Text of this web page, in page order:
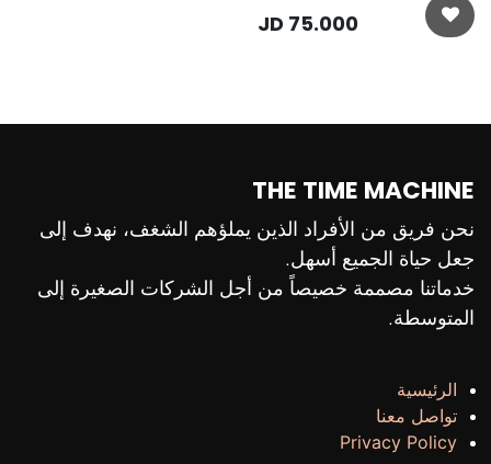
JD 75.000
THE TIME MACHINE
نحن فريق من الأفراد الذين يملؤهم الشغف، نهدف إلى
جعل حياة الجميع أسهل.
خدماتنا مصممة خصيصاً من أجل الشركات الصغيرة إلى
المتوسطة.
الرئيسية
تواصل معنا
Privacy Policy